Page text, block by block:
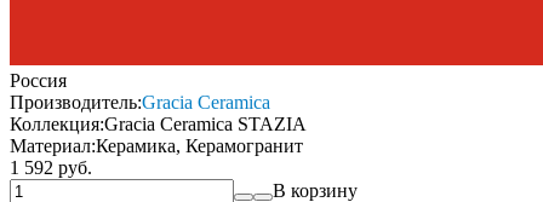
Россия
Производитель:Gracia Ceramica
Коллекция:Gracia Ceramica STAZIA
Материал:Керамика, Керамогранит
1 592 руб.
В корзину